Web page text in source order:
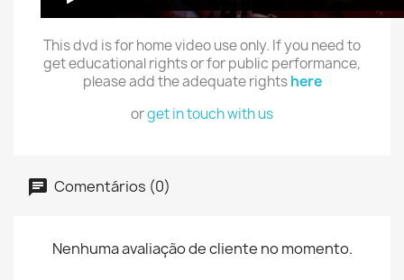
This dvd is for home video use only. If you need to
get educational rights or for public performance,
please add the adequate rightshere
orget in touch with us
Comentários (0)
Nenhuma avaliação de cliente no momento.